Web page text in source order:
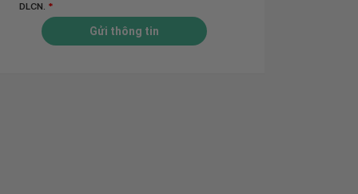
DLCN. *
Gửi thông tin